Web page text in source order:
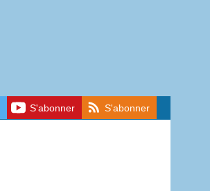
S'abonner S'abonner